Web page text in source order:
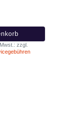
zzgl.